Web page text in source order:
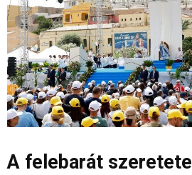
A felebarát szeretete